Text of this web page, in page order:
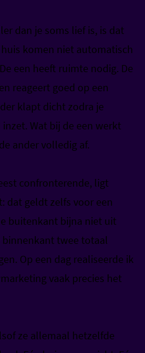
dan je soms lief is, is dat
komen niet automatisch
een heeft ruimte nodig. De
reageert goed op een
klapt dicht zodra je
Wat bij de een werkt
ander volledig af.
confronterende, ligt
dat geldt zelfs voor een
buitenkant bijna niet uit
binnenkant twee totaal
Op een dag realiseerde ik
vaak precies het
ze allemaal hetzelfde